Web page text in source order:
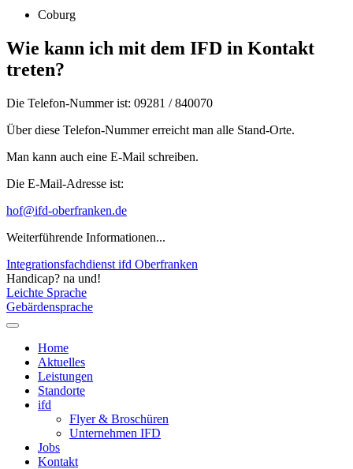
Coburg
Wie kann ich mit dem IFD in Kontakt
treten?
Die Telefon-Nummer ist: 09281 / 840070
Über diese Telefon-Nummer erreicht man alle Stand-Orte.
Man kann auch eine E-Mail schreiben.
Die E-Mail-Adresse ist:
hof@ifd-oberfranken.de
Weiterführende Informationen...
Integrationsfachdienst ifd Oberfranken
Handicap? na und!
Leichte Sprache
Gebärdensprache
Home
Aktuelles
Leistungen
Standorte
ifd
Flyer & Broschüren
Unternehmen IFD
Jobs
Kontakt